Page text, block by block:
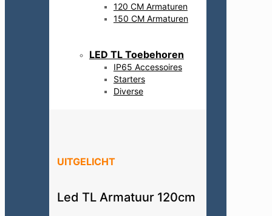
120 CM Armaturen
150 CM Armaturen
LED TL Toebehoren
IP65 Accessoires
Starters
Diverse
UITGELICHT
Led TL Armatuur 120cm